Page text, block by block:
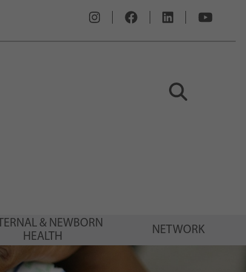
& NEWBORN
HEALTH
NETWORK